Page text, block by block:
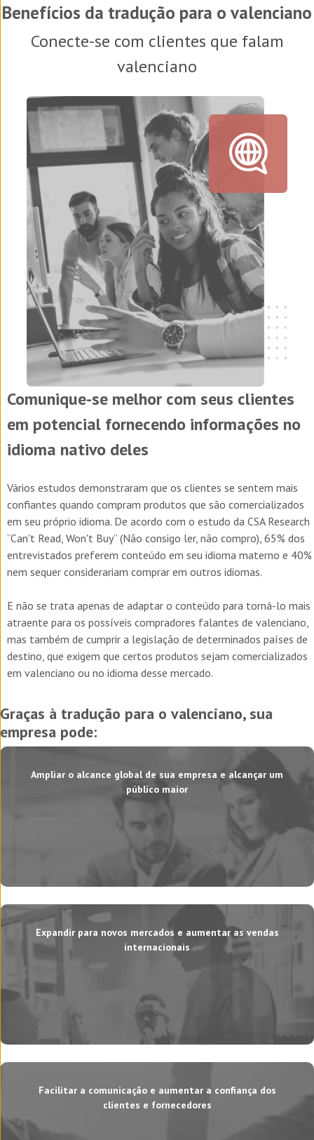
Benefícios da tradução para o valenciano
Conecte-se com clientes que falam
valenciano
Comunique-se melhor com seus clientes
em potencial fornecendo informações no
idioma nativo deles
Vários estudos demonstraram que os clientes se sentem mais
confiantes quando compram produtos que são comercializados
em seu próprio idioma. De acordo com o estudo da CSA Research
“Can't Read, Won't Buy” (Não consigo ler, não compro), 65% dos
entrevistados preferem conteúdo em seu idioma materno e 40%
nem sequer considerariam comprar em outros idiomas.
E não se trata apenas de adaptar o conteúdo para torná-lo mais
atraente para os possíveis compradores falantes de valenciano,
mas também de cumprir a legislação de determinados países de
destino, que exigem que certos produtos sejam comercializados
em valenciano ou no idioma desse mercado.
Graças à tradução para o valenciano, sua
empresa pode:
Ampliar o alcance global de sua empresa e alcançar um
público maior
Expandir para novos mercados e aumentar as vendas
internacionais
Facilitar a comunicação e aumentar a confiança dos
clientes e fornecedores